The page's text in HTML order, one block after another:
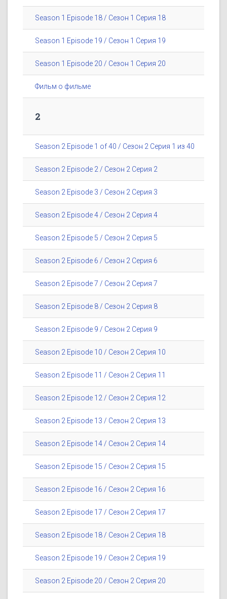
Season 1 Episode 18 / Сезон 1 Серия 18
Season 1 Episode 19 / Сезон 1 Серия 19
Season 1 Episode 20 / Сезон 1 Серия 20
Фильм о фильме
2
Season 2 Episode 1 of 40 / Сезон 2 Серия 1 из 40
Season 2 Episode 2 / Сезон 2 Серия 2
Season 2 Episode 3 / Сезон 2 Серия 3
Season 2 Episode 4 / Сезон 2 Серия 4
Season 2 Episode 5 / Сезон 2 Серия 5
Season 2 Episode 6 / Сезон 2 Серия 6
Season 2 Episode 7 / Сезон 2 Серия 7
Season 2 Episode 8 / Сезон 2 Серия 8
Season 2 Episode 9 / Сезон 2 Серия 9
Season 2 Episode 10 / Сезон 2 Серия 10
Season 2 Episode 11 / Сезон 2 Серия 11
Season 2 Episode 12 / Сезон 2 Серия 12
Season 2 Episode 13 / Сезон 2 Серия 13
Season 2 Episode 14 / Сезон 2 Серия 14
Season 2 Episode 15 / Сезон 2 Серия 15
Season 2 Episode 16 / Сезон 2 Серия 16
Season 2 Episode 17 / Сезон 2 Серия 17
Season 2 Episode 18 / Сезон 2 Серия 18
Season 2 Episode 19 / Сезон 2 Серия 19
Season 2 Episode 20 / Сезон 2 Серия 20